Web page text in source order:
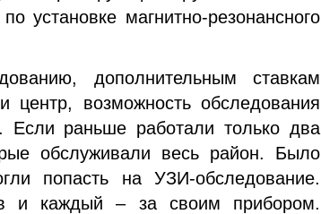
установке магнитно-резонансного
дополнительным ставкам
центр, возможность обследования
Если раньше работали только два
обслуживали весь район. Было
попасть на УЗИ-обследование.
и каждый – за своим прибором.